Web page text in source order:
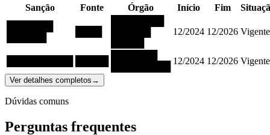
Sanção Fonte Órgão Início Fim
12/2024 12/2026 Vigente
12/2024 12/2026 Vigente
Ver detalhes completos →
Dúvidas comuns
Perguntas frequentes